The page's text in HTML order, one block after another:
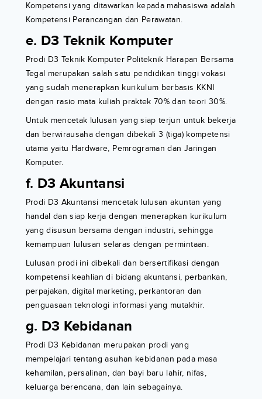
Kompetensi yang ditawarkan kepada mahasiswa adalah
Kompetensi Perancangan dan Perawatan.
e. D3 Teknik Komputer
Prodi D3 Teknik Komputer Politeknik Harapan Bersama
Tegal merupakan salah satu pendidikan tinggi vokasi
yang sudah menerapkan kurikulum berbasis KKNI
dengan rasio mata kuliah praktek 70% dan teori 30%.
Untuk mencetak lulusan yang siap terjun untuk bekerja
dan berwirausaha dengan dibekali 3 (tiga) kompetensi
utama yaitu Hardware, Pemrograman dan Jaringan
Komputer.
f. D3 Akuntansi
Prodi D3 Akuntansi mencetak lulusan akuntan yang
handal dan siap kerja dengan menerapkan kurikulum
yang disusun bersama dengan industri, sehingga
kemampuan lulusan selaras dengan permintaan.
Lulusan prodi ini dibekali dan bersertifikasi dengan
kompetensi keahlian di bidang akuntansi, perbankan,
perpajakan, digital marketing, perkantoran dan
penguasaan teknologi informasi yang mutakhir.
g. D3 Kebidanan
Prodi D3 Kebidanan merupakan prodi yang
mempelajari tentang asuhan kebidanan pada masa
kehamilan, persalinan, dan bayi baru lahir, nifas,
keluarga berencana, dan lain sebagainya.